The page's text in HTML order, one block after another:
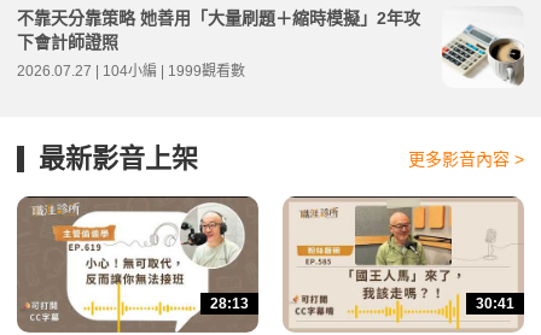
不靠天分靠策略 她善用「大量刷題＋縮時模擬」2年攻
下會計師證照
2026.07.27 | 104小編 | 1999觀看數
最新影音上架 更多影音內容 >
28:13 30:41